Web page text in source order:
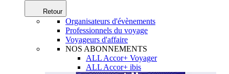
Retour
Organisateurs d'évènements
Professionnels du voyage
Voyageurs d'affaire
NOS ABONNEMENTS
ALL Accor+ Voyager
ALL Accor+ ibis